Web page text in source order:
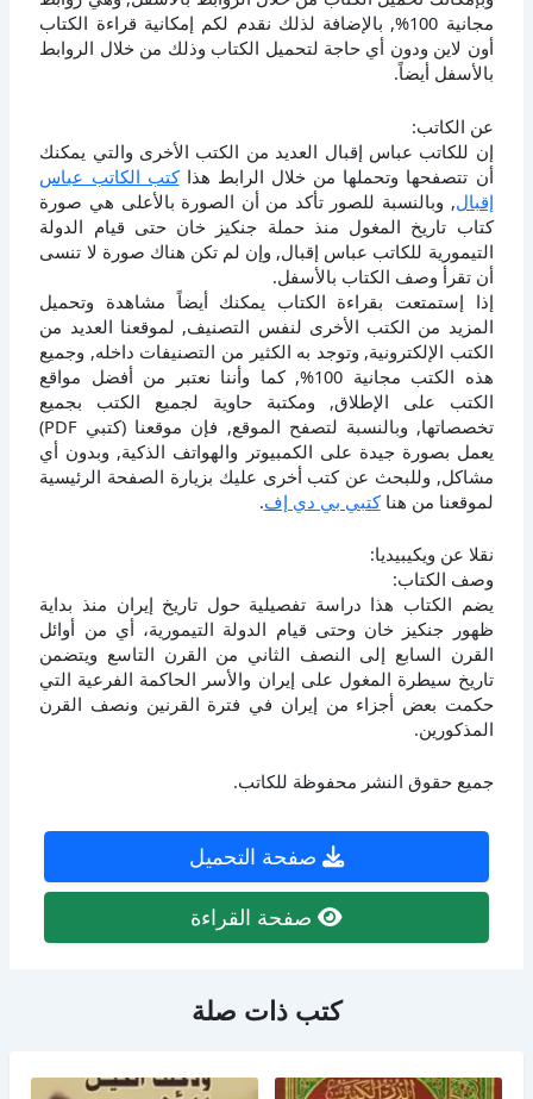
مجانية 100%, بالإضافة لذلك نقدم لكم إمكانية قراءة الكتاب
أون لاين ودون أي حاجة لتحميل الكتاب وذلك من خلال الروابط
بالأسفل أيضاً.
عن الكاتب:
إن للكاتب عباس إقبال العديد من الكتب الأخرى والتي يمكنك
أن تتصفحها وتحملها من خلال الرابط هذاكتب الكاتب عباس
إقبال, وبالنسبة للصور تأكد من أن الصورة بالأعلى هي صورة
كتاب تاريخ المغول منذ حملة جنكيز خان حتى قيام الدولة
التيمورية للكاتب عباس إقبال, وإن لم تكن هناك صورة لا تنسى
أن تقرأ وصف الكتاب بالأسفل.
إذا إستمتعت بقراءة الكتاب يمكنك أيضاً مشاهدة وتحميل
المزيد من الكتب الأخرى لنفس التصنيف, لموقعنا العديد من
الكتب الإلكترونية, وتوجد به الكثير من التصنيفات داخله, وجميع
هذه الكتب مجانية 100%, كما وأننا نعتبر من أفضل مواقع
الكتب على الإطلاق, ومكتبة حاوية لجميع الكتب بجميع
تخصصاتها, وبالنسبة لتصفح الموقع, فإن موقعنا (كتبي PDF)
يعمل بصورة جيدة على الكمبيوتر والهواتف الذكية, وبدون أي
مشاكل, وللبحث عن كتب أخرى عليك بزيارة الصفحة الرئيسية
لموقعنا من هناكتبي بي دي إف.
نقلا عن ويكيبيديا:
وصف الكتاب:
يضم الكتاب هذا دراسة تفصيلية حول تاريخ إيران منذ بداية
ظهور جنكيز خان وحتى قيام الدولة التيمورية، أي من أوائل
القرن السابع إلى النصف الثاني من القرن التاسع ويتضمن
تاريخ سيطرة المغول على إيران والأسر الحاكمة الفرعية التي
حكمت بعض أجزاء من إيران في فترة القرنين ونصف القرن
المذكورين.
جميع حقوق النشر محفوظة للكاتب.
صفحة التحميل
صفحة القراءة
كتب ذات صلة